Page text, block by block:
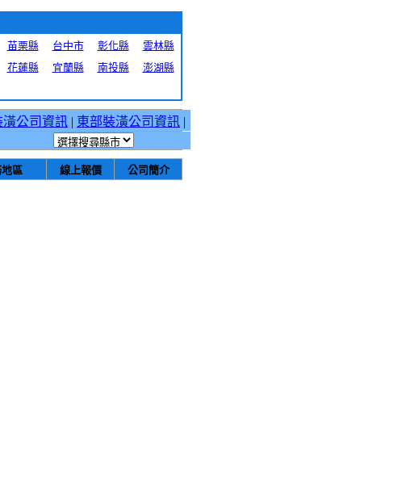
苗栗縣 台中市 彰化縣
雲林縣
花蓮縣 宜蘭縣 南投縣
澎湖縣
潢公司資訊 | 東部裝潢公司資訊 |
區 線上報價 公司簡介